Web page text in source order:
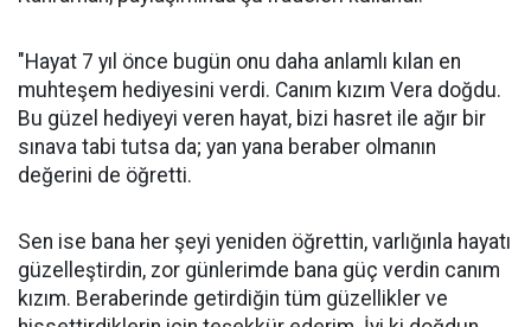
"Hayat 7 yıl önce bugün onu daha anlamlı kılan en
muhteşem hediyesini verdi. Canım kızım Vera doğdu.
Bu güzel hediyeyi veren hayat, bizi hasret ile ağır bir
sınava tabi tutsa da; yan yana beraber olmanın
değerini de öğretti.
Sen ise bana her şeyi yeniden öğrettin, varlığınla hayatı
güzelleştirdin, zor günlerimde bana güç verdin canım
kızım. Beraberinde getirdiğin tüm güzellikler ve